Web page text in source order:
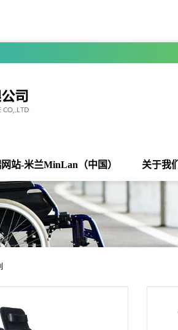
站-米兰MinLan（中国） 关于我们